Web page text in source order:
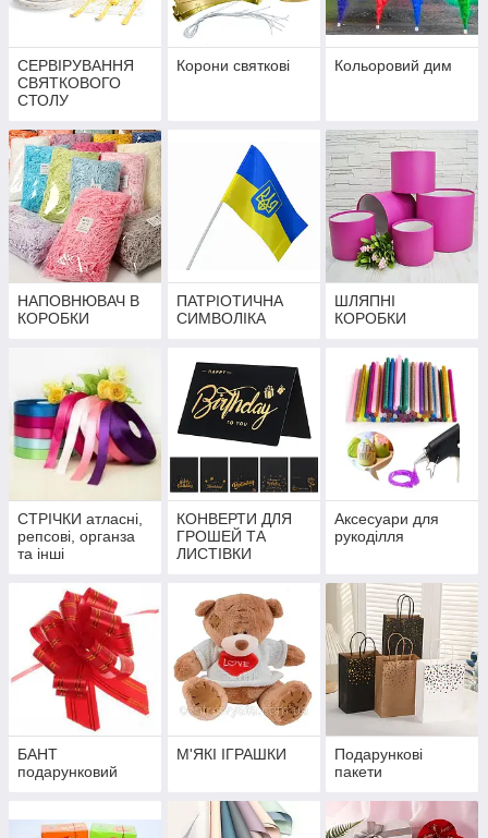
СЕРВІРУВАННЯ
СВЯТКОВОГО
СТОЛУ
Корони святкові Кольоровий дим
НАПОВНЮВАЧ В
КОРОБКИ
ПАТРІОТИЧНА
СИМВОЛІКА
ШЛЯПНІ
КОРОБКИ
СТРІЧКИ атласні,
репсові, органза
та інші
КОНВЕРТИ ДЛЯ
ГРОШЕЙ ТА
ЛИСТІВКИ
Аксесуари для
рукоділля
БАНТ
подарунковий
М'ЯКІ ІГРАШКИ
Подарункові
пакети